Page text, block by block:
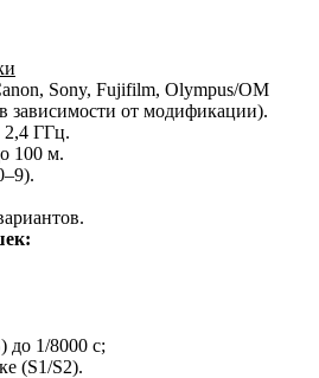
Sony, Fujifilm, Olympus/OM
зависимости от модификации).
2,4 ГГц.
100 м.
до 1/8000 с;
(S1/S2).